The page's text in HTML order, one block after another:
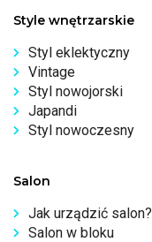
Style wnętrzarskie
Styl eklektyczny
Vintage
Styl nowojorski
Japandi
Styl nowoczesny
Salon
Jak urządzić salon?
Salon w bloku